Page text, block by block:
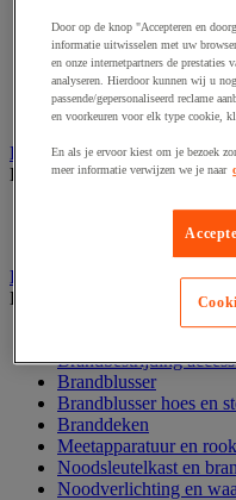
Beschermende
Beschermende
Modulaire afscherming
Muurhouder met riem
Signaalketting
Bescherming en demper
Bekijk de hele productgroep
Hoek en profiel
Brandpreventie
Bekijk de hele productgroep
Brandbestrijding
Brandblusser
Brandblusser hoes en
Branddeken
Meetapparatuur en
Noodsleutelkast en
Noodverlichting en
Door op de knop "Accepteren en
informatie uitwisselen met uw
en onze internetpartners de prestaties
analyseren. Hierdoor kunnen wij u
passende/gepersonaliseerd reclame
en voorkeuren voor elk type cookie,
En als je ervoor kiest om je bezoek
meer informatie verwijzen we je naar